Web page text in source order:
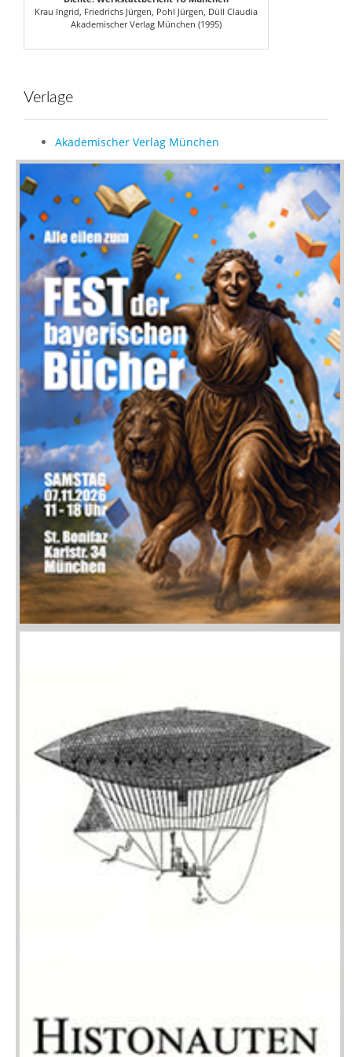
Krau Ingrid, Friedrichs Jürgen, Pohl Jürgen, Düll Claudia
Akademischer Verlag München (1995)
Verlage
Akademischer Verlag München